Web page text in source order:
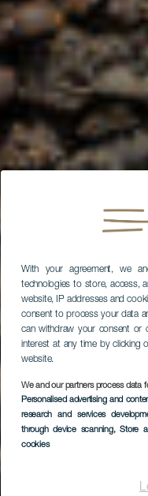
With your agreement, we
technologies to store, access,
website, IP addresses and
consent to process your data
can withdraw your consent or
interest at any time by clicking
website.
We and our partners process data
Personalised advertising and
research and services
through device scanning, Store
cookies